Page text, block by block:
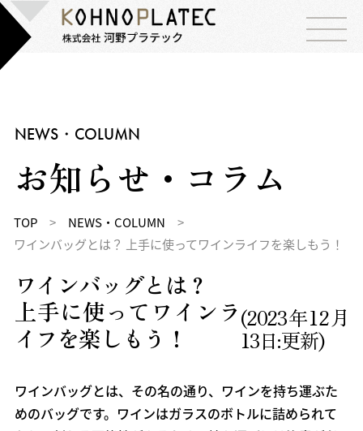
NEWS・COLUMN
お知らせ・コラム
TOP > NEWS・COLUMN
>
ワインバッグとは？ 上手に使ってワインライフを楽しもう！
ワインバッグとは？
上手に使ってワインラ
イフを楽しもう！
(2023年12月
13日:更新)
NEWS・C
OLUMN
ワインバッグとは、その名の通り、ワインを持ち運ぶた
めのバッグです。ワインはガラスのボトルに詰められて